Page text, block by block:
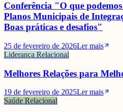
Conferência "O que
Planos Municipais de
Boas práticas e desafios"
25 de fevereiro de 2026Ler mais
Liderança Relacional
Melhores Relações para
19 de fevereiro de 2025Ler mais
Saúde Relacional